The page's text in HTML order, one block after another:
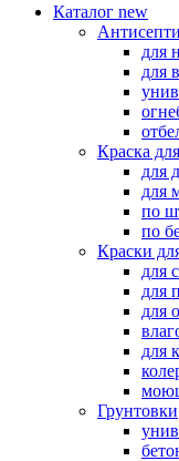
Каталог new
для
для
Краска
для
для
по
по
Краски
для
для
для
для
Грунтовки